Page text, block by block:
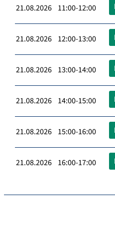
21.08.2026 11:00-12:00
21.08.2026 12:00-13:00
21.08.2026 13:00-14:00
21.08.2026 14:00-15:00
21.08.2026 15:00-16:00
21.08.2026 16:00-17:00